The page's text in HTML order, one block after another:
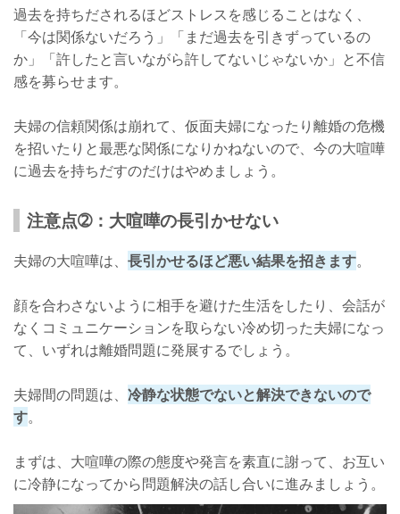
過去を持ちだされるほどストレスを感じることはなく、
「今は関係ないだろう」「まだ過去を引きずっているの
か」「許したと言いながら許してないじゃないか」と不信
感を募らせます。
夫婦の信頼関係は崩れて、仮面夫婦になったり離婚の危機
を招いたりと最悪な関係になりかねないので、今の大喧嘩
に過去を持ちだすのだけはやめましょう。
注意点➁：大喧嘩の長引かせない
夫婦の大喧嘩は、 長引かせるほど悪い結果を招きます。
顔を合わさないように相手を避けた生活をしたり、会話が
なくコミュニケーションを取らない冷め切った夫婦になっ
て、いずれは離婚問題に発展するでしょう。
夫婦間の問題は、 冷静な状態でないと解決できないので
す。
まずは、大喧嘩の際の態度や発言を素直に謝って、お互い
に冷静になってから問題解決の話し合いに進みましょう。